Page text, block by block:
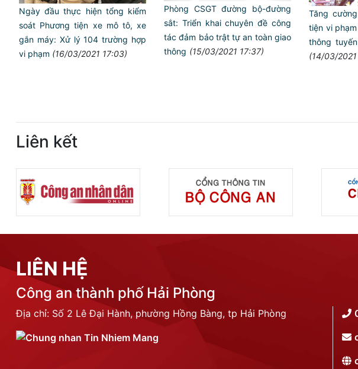
Ngày đầu thực hiện tổng kiểm
soát Phương tiện xe mô tô, xe
gắn máy: Xử lý 104 trường hợp
vi phạm (16/03/2021 17:03)
Phòng CSGT đường bộ-đường
sắt: Triển khai chuyên đề công
tác đảm bảo trật tự an toàn giao
thông (15/03/2021 17:37)
Tăng
tiện vi
thông
(14/03/
Liên kết
LIÊN HỆ
Công an thành phố Hải Phòng
Địa chỉ: Số 2 Lê Đại Hành, phường Hồng Bàng, tp Hải Phòng